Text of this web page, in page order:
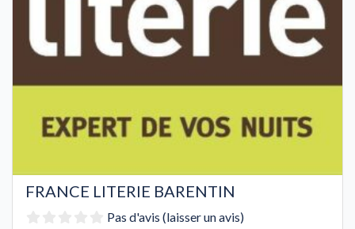
FRANCE LITERIE BARENTIN
Pas d'avis (laisser un avis)